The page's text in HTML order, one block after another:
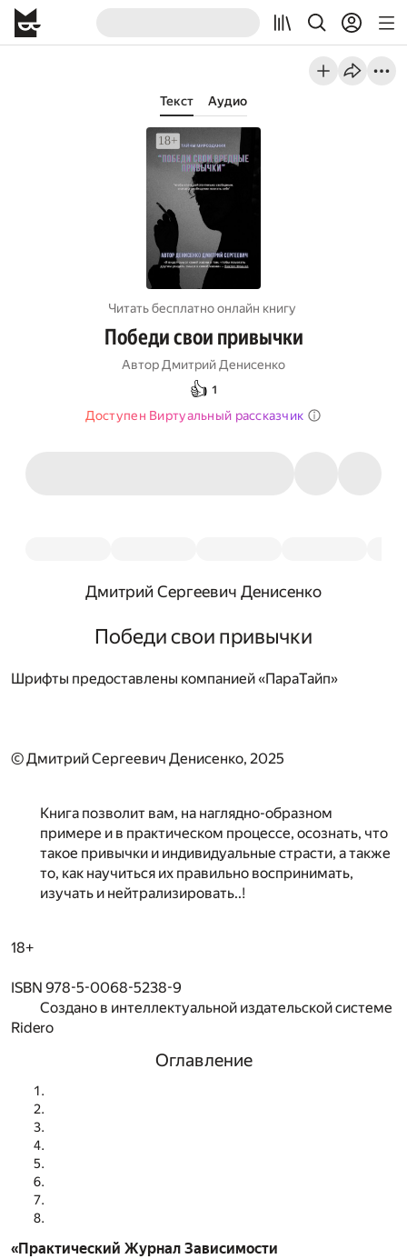
Текст Аудио
Читать бесплатно онлайн книгу
Победи свои привычки
Автор Дмитрий Денисенко
👍 1
Доступен Виртуальный рассказчик
Дмитрий Сергеевич Денисенко
Победи свои привычки
Шрифты предоставлены компанией «ПараТайп»
© Дмитрий Сергеевич Денисенко, 2025
Книга позволит вам, на наглядно-образном
примере и в практическом процессе, осознать, что
такое привычки и индивидуальные страсти, а также
то, как научиться их правильно воспринимать,
изучать и нейтрализировать..!
18+
ISBN 978-5-0068-5238-9
Создано в интеллектуальной издательской системе
Ridero
Оглавление
«Практический Журнал Зависимости